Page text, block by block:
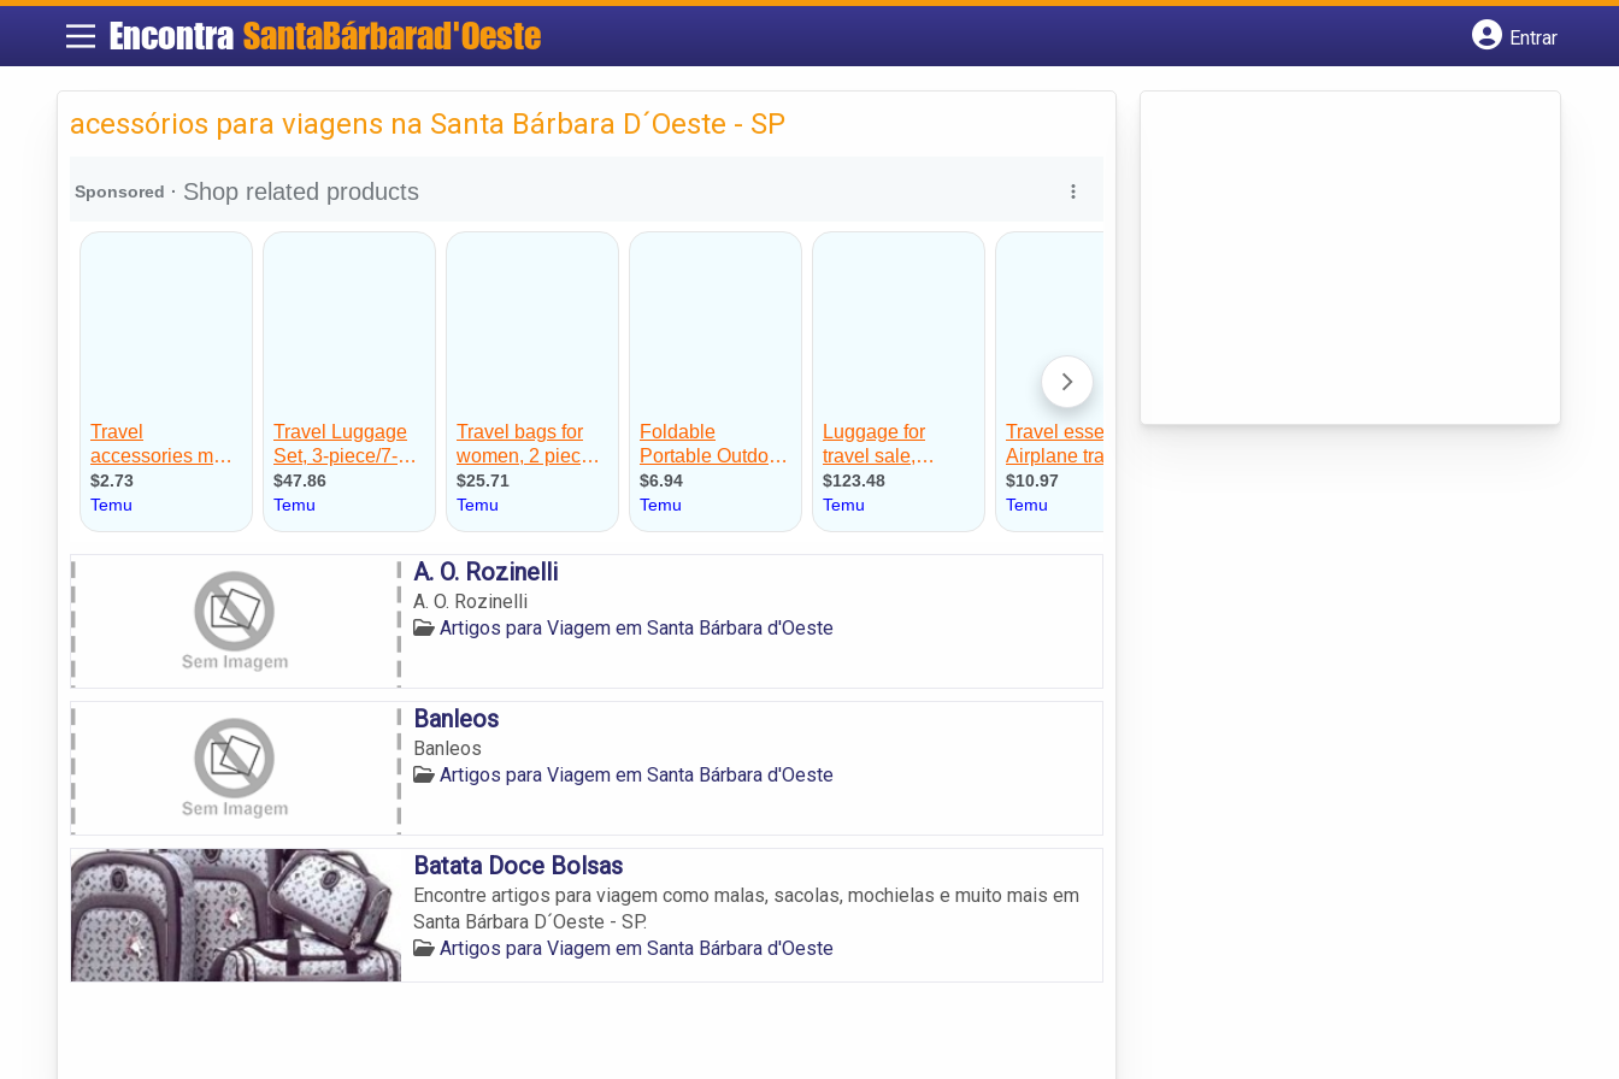
Encontra SantaBárbarad'Oeste
Entrar
acessórios para viagens na Santa Bárbara D´Oeste - SP
A. O. Rozinelli
A. O. Rozinelli
Artigos para Viagem em Santa Bárbara d'Oeste
Banleos
Banleos
Artigos para Viagem em Santa Bárbara d'Oeste
Batata Doce Bolsas
Encontre artigos para viagem como malas, sacolas, mochielas e muito mais em
Santa Bárbara D´Oeste - SP.
Artigos para Viagem em Santa Bárbara d'Oeste